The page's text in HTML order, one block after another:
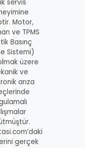
servis
Motor,
ve TPMS
Basınç
Sistemi)
üzere
ve
arıza
gerçek